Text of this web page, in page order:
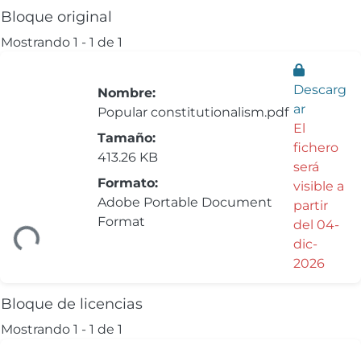
Bloque original
Mostrando 1 - 1 de 1
Nombre:
Popular constitutionalism.pdf
Tamaño:
413.26 KB
Formato:
Adobe Portable Document
Format
Descarg
ar
El
fichero
será
visible a
partir
del 04-
dic-
2026
Bloque de licencias
Mostrando 1 - 1 de 1